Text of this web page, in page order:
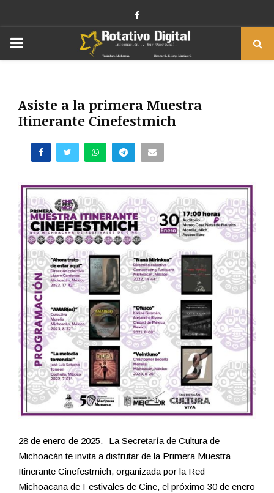
Facebook
PRIMARY
Asiste a la primera Muestra
Itinerante Cinefestmich
28 de enero de 2025.- La Secretaría de Cultura de
Michoacán te invita a disfrutar de la Primera Muestra
Itinerante Cinefestmich, organizada por la Red
Michoacana de Festivales de Cine, el próximo 30 de enero